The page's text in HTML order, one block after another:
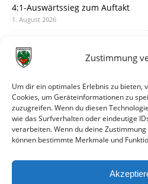
Zustimmung
Um dir ein optimales Erlebnis zu bieten,
Cookies, um Geräteinformationen zu
zuzugreifen. Wenn du diesen
wie das Surfverhalten oder eindeutige
verarbeiten. Wenn du deine
können bestimmte Merkmale und
4:1-Auswärtssieg zum Auftakt
1. August 2026
31. Juli 2026
30. Juli 2026
Deine Spielminute: 89+1
28. Juli 2026
Neuer Rückensponsor
Neue Podcast-Folge: So tickt